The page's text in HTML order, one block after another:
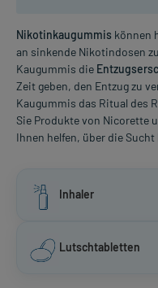
Nikotinkaugummis können
an sinkende Nikotindosen
Kaugummis die
Zeit geben, den Entzug zu
Kaugummis das Ritual des
Sie Produkte von Nicorette
Ihnen helfen, über die
Inhaler
Lutschtabletten